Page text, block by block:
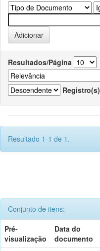
Resultados/Página
Registro(s)
Resultado 1-1 de 1.
Conjunto de itens:
Pré-
visualização
Data do
documento